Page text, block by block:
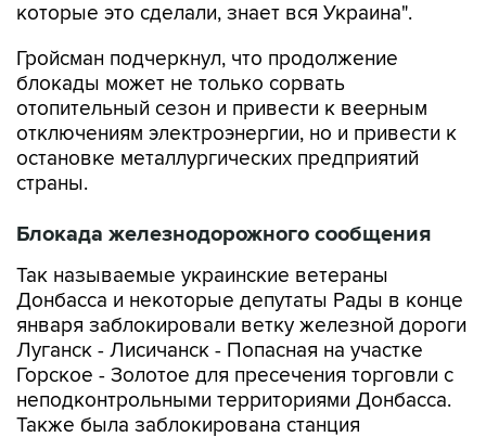
Гройсман подчеркнул, что продолжение
отопительный сезон и привести к веерным
отключениям электроэнергии, но и привести к
остановке металлургических предприятий
страны.
Блокада железнодорожного сообщения
Так называемые украинские ветераны
января заблокировали ветку железной дороги
Луганск - Лисичанск - Попасная на участке
Горское - Золотое для пресечения торговли с
неподконтрольными территориями Донбасса.
Также была заблокирована станция
Светланово.